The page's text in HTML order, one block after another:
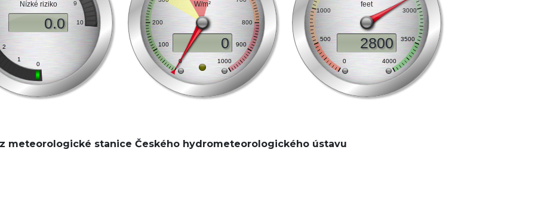
meteorologické stanice Českého hydrometeorologického ústavu